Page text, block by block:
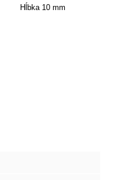
Hĺbka 10 mm